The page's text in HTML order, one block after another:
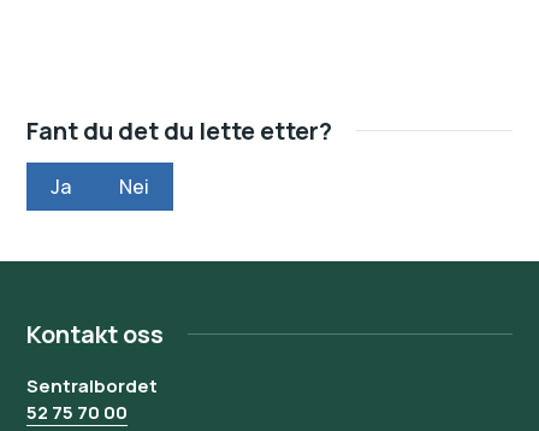
Fant du det du lette etter?
Ja Nei
Kontakt oss
Sentralbordet
52 75 70 00